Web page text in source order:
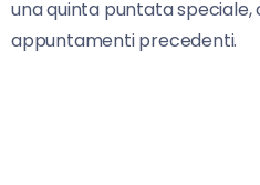
una quinta puntata
appuntamenti precedenti.